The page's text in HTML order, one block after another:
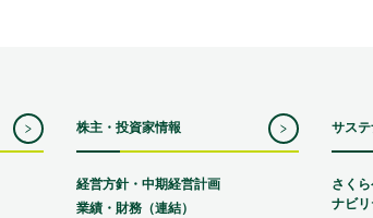
株主・投資家情報
経営方針・中期経営計画
業績・財務（連結）
サス
さく
ナビリ